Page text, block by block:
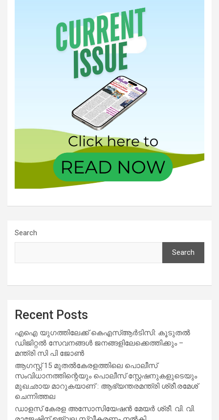
Search
Search
Recent Posts
എഐ യുഗത്തിലേക്ക് കെഎസ്ആർടിസി: കൂടുതൽ
ഡിജിറ്റൽ സേവനങ്ങൾ ജനങ്ങളിലേക്കെത്തിക്കും –
മന്ത്രി സി പി ജോൺ
ആഗസ്റ്റ് 15 മുതല്‍കേരളത്തിലെ പൊലീസ്
സംവിധാനത്തിന്റെയും പൊലീസ് സ്റ്റേഷനുകളുടെയും
മുഖഛായ മാറുകയാണ് : ആഭ്യന്തരമന്ത്രി ശ്രീ.രമേശ്
ചെന്നിത്തല
ഡാളസ് കേരള അസോസിയേഷൻ മേയർ ശ്രീ. വി. വി.